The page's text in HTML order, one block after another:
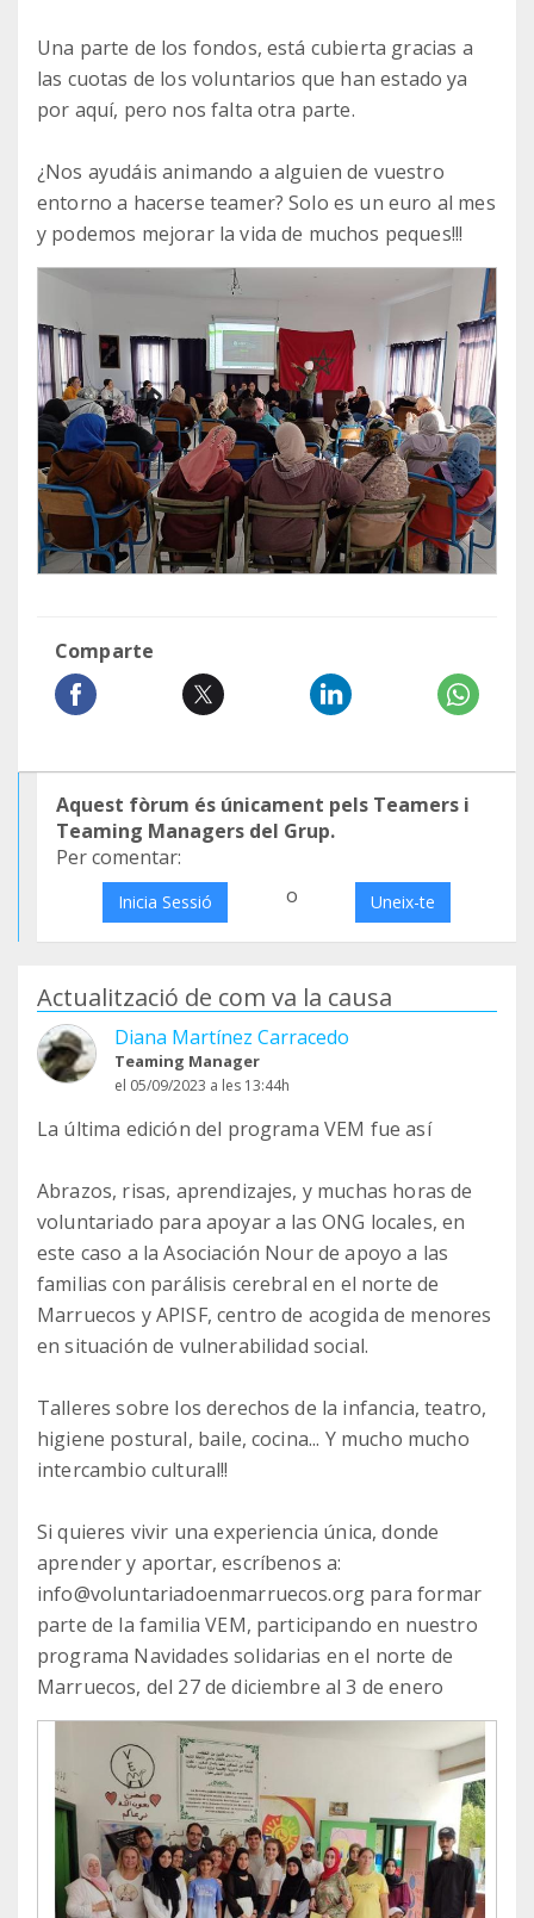
Una parte de los fondos, está cubierta gracias a
las cuotas de los voluntarios que han estado ya
por aquí, pero nos falta otra parte.
¿Nos ayudáis animando a alguien de vuestro
entorno a hacerse teamer? Solo es un euro al mes
y podemos mejorar la vida de muchos peques!!!
Comparte
Aquest fòrum és únicament pels Teamers i
Teaming Managers del Grup.
Per comentar:
Inicia Sessió o Uneix-te
Actualització de com va la causa
Diana Martínez Carracedo
Teaming Manager
el 05/09/2023 a les 13:44h
La última edición del programa VEM fue así
Abrazos, risas, aprendizajes, y muchas horas de
voluntariado para apoyar a las ONG locales, en
este caso a la Asociación Nour de apoyo a las
familias con parálisis cerebral en el norte de
Marruecos y APISF, centro de acogida de menores
en situación de vulnerabilidad social.
Talleres sobre los derechos de la infancia, teatro,
higiene postural, baile, cocina... Y mucho mucho
intercambio cultural!!
Si quieres vivir una experiencia única, donde
aprender y aportar, escríbenos a:
info@voluntariadoenmarruecos.org para formar
parte de la familia VEM, participando en nuestro
programa Navidades solidarias en el norte de
Marruecos, del 27 de diciembre al 3 de enero